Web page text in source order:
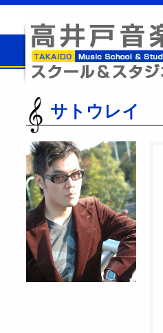
高井戸音楽スクール＆スタジオ
サトウレイ